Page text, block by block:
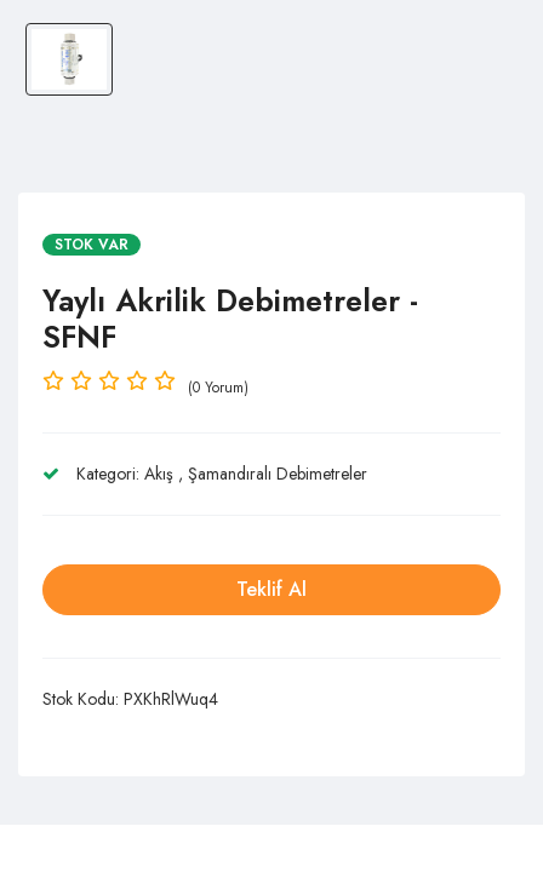
STOK VAR
Yaylı Akrilik Debimetreler -
SFNF
(0 Yorum)
Kategori: Akış , Şamandıralı Debimetreler
Teklif Al
Stok Kodu: PXKhRlWuq4